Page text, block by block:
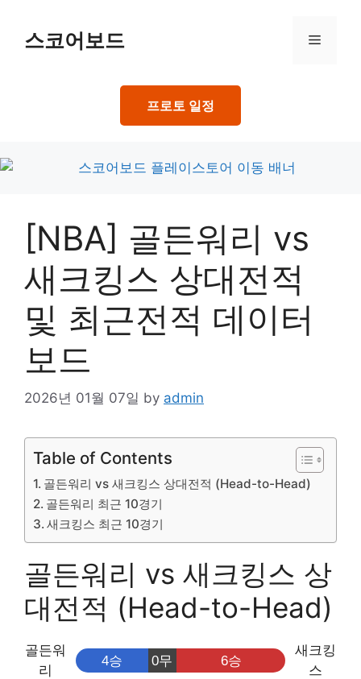
content스코어보드 Menu
프로토 일정
[NBA] 골든워리 vs
새크킹스 상대전적
및 최근전적 데이터
보드
2026년 01월 07일 by admin
Table of Contents
골든워리 vs 새크킹스 상대전적 (Head-to-Head)
골든워리 최근 10경기
새크킹스 최근 10경기
골든워리 vs 새크킹스 상
대전적 (Head-to-Head)
골든워
리
4승 0무 6승
새크킹
스